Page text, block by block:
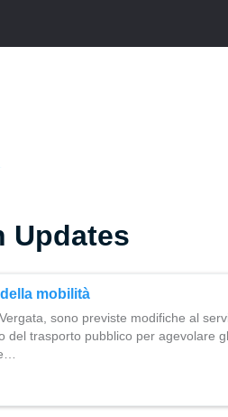
Updates
mobilità
sono previste modifiche al
trasporto pubblico per agevolare